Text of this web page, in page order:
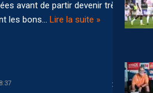
avant de partir devenir très
les bons… Lire la suite »